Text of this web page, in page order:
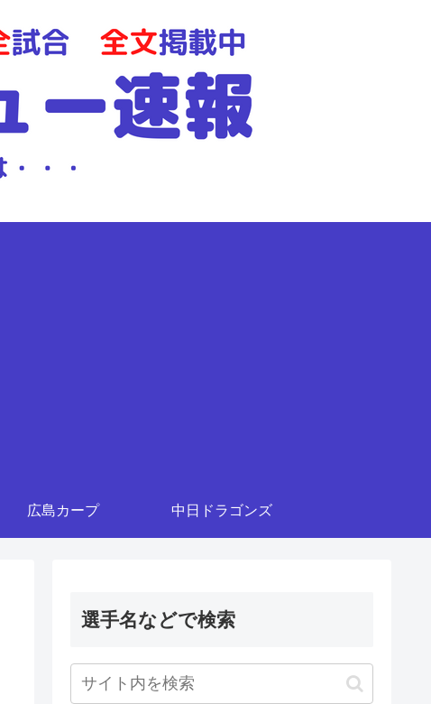
広島カープ 中日ドラゴンズ
選手名などで検索